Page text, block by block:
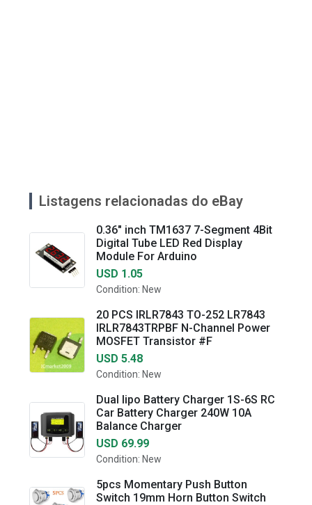
Listagens relacionadas do eBay
0.36" inch TM1637 7-Segment 4Bit
Digital Tube LED Red Display
Module For Arduino
USD 1.05
Condition: New
20 PCS IRLR7843 TO-252 LR7843
IRLR7843TRPBF N-Channel Power
MOSFET Transistor #F
USD 5.48
Condition: New
Dual lipo Battery Charger 1S-6S RC
Car Battery Charger 240W 10A
Balance Charger
USD 69.99
Condition: New
5pcs Momentary Push Button
Switch 19mm Horn Button Switch